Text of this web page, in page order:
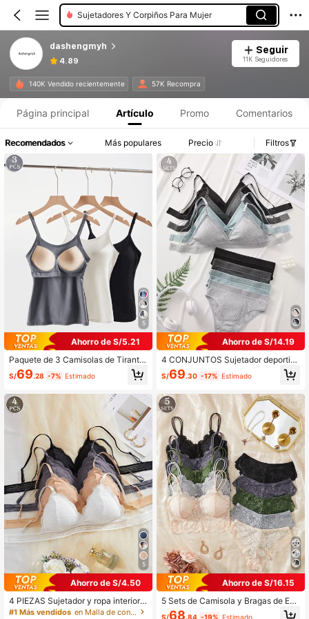
Sujetadores Y Corpiños Para Mujer
dashengmyh
4.89
Seguir
11K Seguidores
140K Vendido recientemente 57K Recompra
Página principal Artículo Promo Comentarios
Recomendados Más populares Precio Filtros
5
Ahorro de S/5.21
Paquete de 3 Camisolas de Tirante
s Finos Sólidas para Mujer, Sin Aros,
Copas Fijas, Tirantes Ajustables, Ba
o Diario
S/69.28 -7% Estimado
5
Ahorro de S/4.50
4 PIEZAS Sujetador y ropa interior ti
po bikini inalámbricos con encaje y
#1 Más vendidos en Malla de contraste Sujetadores y bralettes para
Ahorro de S/14.19
4 CONJUNTOS Sujetador deportiv
o y pantys básicos de unicolor acan
alado, casuales, inalámbricos y tran
para mujer
S/69.30 -17% Estimado
Ahorro de S/16.15
5 Sets de Camisola y Bragas de Enc
aje para Mujer, Diseño Acolchado N
S/68.84 -19% Estimado